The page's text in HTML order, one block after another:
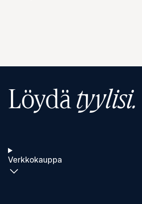
Löydätyylisi.
Verkkokauppa